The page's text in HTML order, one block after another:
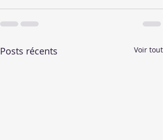
Posts récents Voir tout